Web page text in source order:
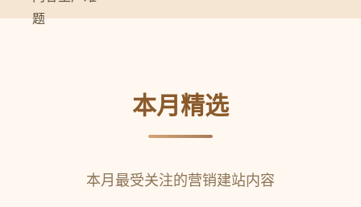
本月精选
本月最受关注的营销建站内容